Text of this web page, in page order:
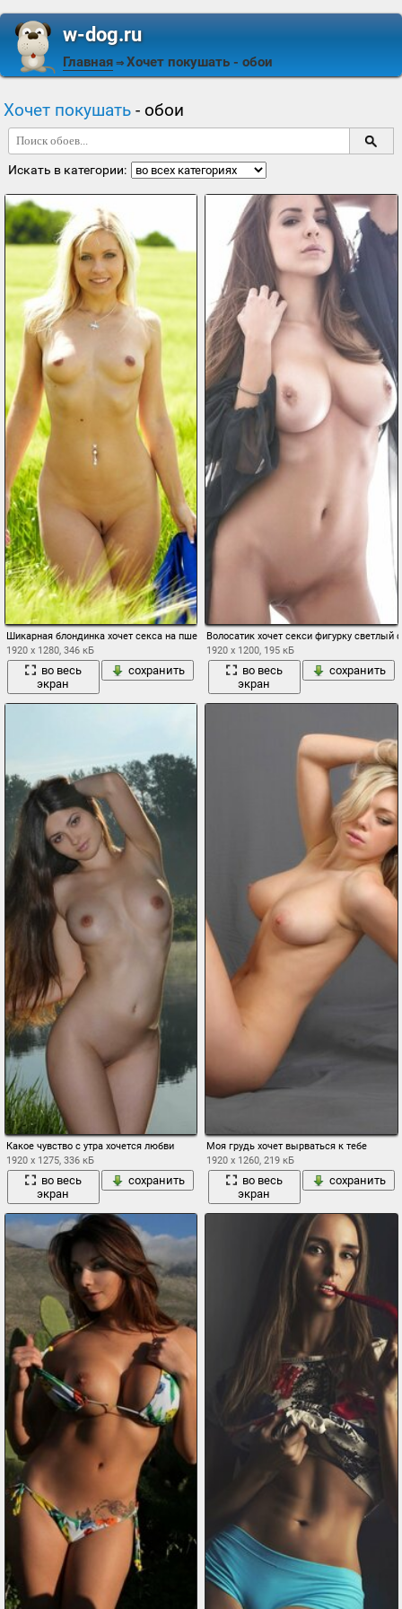
w-dog.ru
Главная ⇒ Хочет покушать - обои
Хочет покушать - обои
Искать в категории:
Шикарная блондинка хочет секса на пшеничном поле
1920 x 1280, 346 кБ
во весь
экран
сохранить
Волосатик хочет секси фигурку светлый
1920 x 1200, 195 кБ
во весь
экран
сохранить
Какое чувство с утра хочется любви
1920 x 1275, 336 кБ
во весь
экран
сохранить
Моя грудь хочет вырваться к тебе
1920 x 1260, 219 кБ
во весь
экран
сохранить